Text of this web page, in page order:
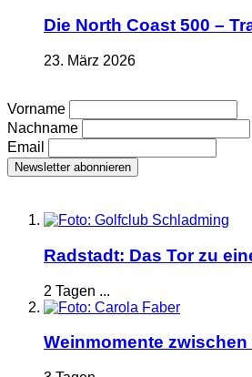
Die North Coast 500 –
23. März 2026
Vorname
Nachname
Email
Radstadt: Das Tor zu
2 Tagen ...
Weinmomente